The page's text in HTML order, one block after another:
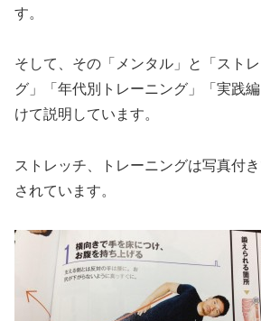
す。
そして、その「メンタル」と「スト
グ」「年代別トレーニング」「実践
けて説明しています。
ストレッチ、トレーニングは写真付
されています。